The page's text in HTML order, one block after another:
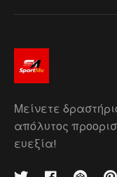
Μείνετε
απόλυτος
ευεξία!